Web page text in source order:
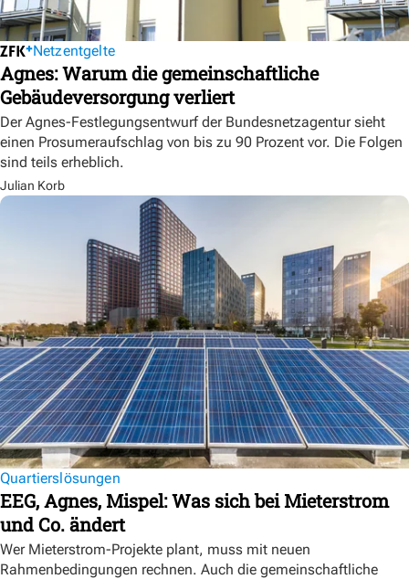
Netzentgelte
Agnes: Warum die gemeinschaftliche
Gebäudeversorgung verliert
Der Agnes-Festlegungsentwurf der Bundesnetzagentur sieht
einen Prosumeraufschlag von bis zu 90 Prozent vor. Die Folgen
sind teils erheblich.
Julian Korb
Quartierslösungen
EEG, Agnes, Mispel: Was sich bei Mieterstrom
und Co. ändert
Wer Mieterstrom-Projekte plant, muss mit neuen
Rahmenbedingungen rechnen. Auch die gemeinschaftliche